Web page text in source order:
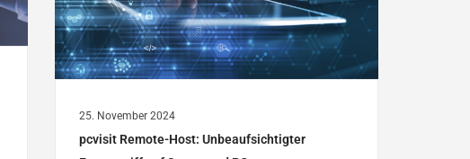
25. November 2024
pcvisit Remote-Host: Unbeaufsichtigter